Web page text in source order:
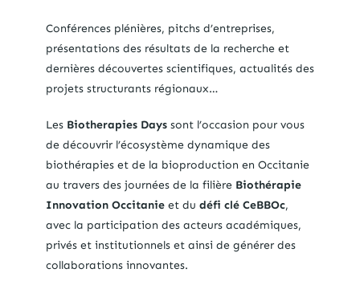
Conférences plénières, pitchsd’entreprises,
présentations des résultats de la recherche et
dernières découvertes scientifiques, actualités des
projets structurants régionaux…
Les BiotherapiesDayssont l’occasion pour vous
de découvrir l’écosystème dynamique des
biothérapies et de la bioproduction en Occitanie
au travers des journées de la filièreBiothérapie
Innovation Occitanieet du défi clé CeBBOc,
avec la participation des acteurs académiques,
privés et institutionnels et ainsi de générer des
collaborations innovantes.